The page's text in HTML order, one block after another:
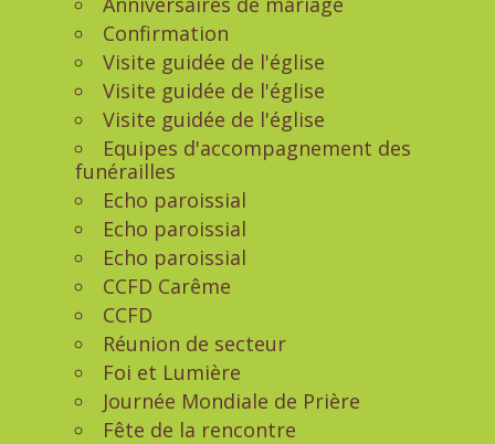
Confirmation
Visite guidée de l'église
Visite guidée de l'église
Visite guidée de l'église
Equipes d'accompagnement des
funérailles
Echo paroissial
Echo paroissial
Echo paroissial
CCFD Carême
CCFD
Réunion de secteur
Foi et Lumière
Journée Mondiale de Prière
Fête de la rencontre